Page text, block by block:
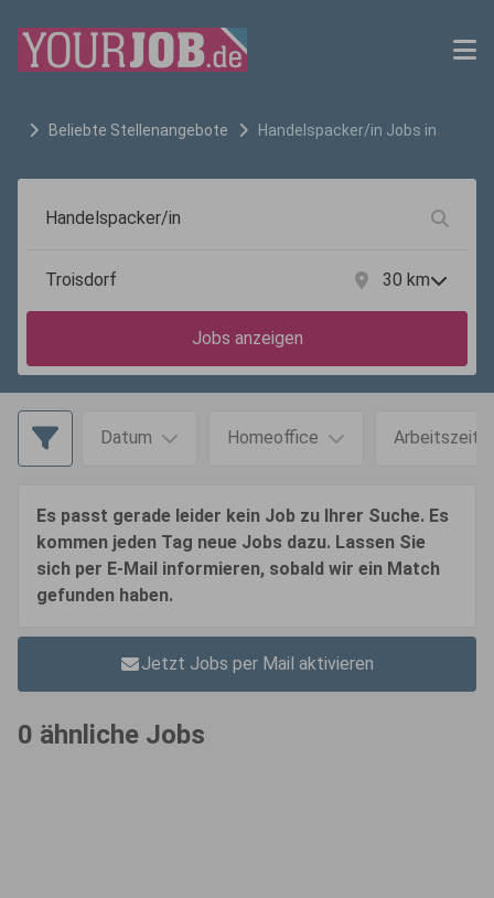
Beliebte Stellenangebote Handelspacker/in Jobs in
30 km
Jobs anzeigen
Datum Homeoffice Arbeitszeit
Es passt gerade leider kein Job zu Ihrer Suche. Es
kommen jeden Tag neue Jobs dazu. Lassen Sie
sich per E-Mail informieren, sobald wir ein Match
gefunden haben.
Jetzt Jobs per Mail aktivieren
0 ähnliche Jobs